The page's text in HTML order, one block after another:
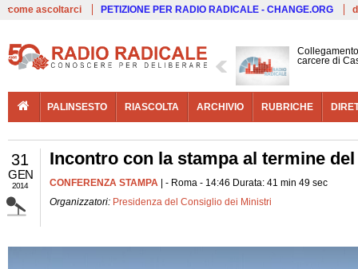
come ascoltarci PETIZIONE PER RADIO RADICALE - CHANGE.ORG
carcere di
PALINSESTO RIASCOLTA ARCHIVIO RUBRICHE
31
GEN
2014
Incontro con la stampa al termine
CONFERENZA STAMPA | - Roma - 14:46 Durata: 41 min 49 sec
Organizzatori: Presidenza del Consiglio dei Ministri